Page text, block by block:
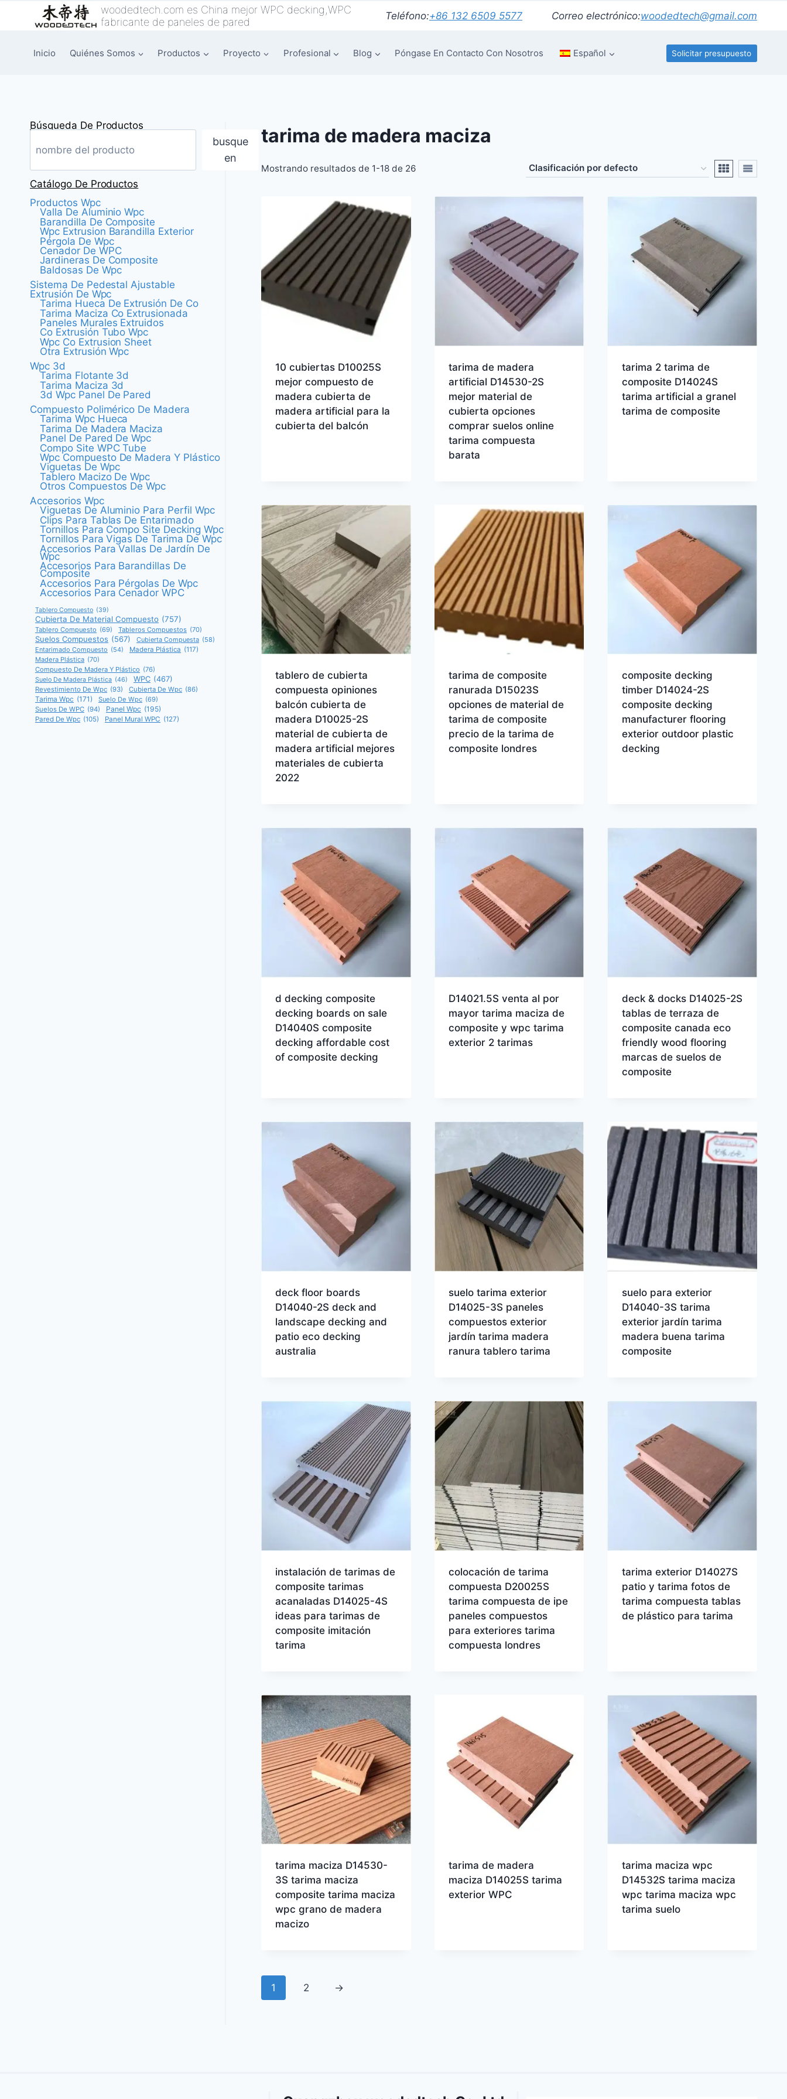
woodedtech.com es China mejor WPC decking,WPC
fabricante de paneles de pared
Teléfono:+86 132 6509 5577 Correo electrónico:woodedtech@gmail.com
Inicio Quiénes Somos Productos Proyecto Profesional Blog Póngase En Contacto Con Nosotros Español Solicitar presupuesto
tarima de madera maciza
Mostrando resultados de 1-18 de 26
10 cubiertas D10025S
mejor compuesto de
madera cubierta de
madera artificial para la
cubierta del balcón
tarima de madera
artificial D14530-2S
mejor material de
cubierta opciones
comprar suelos online
tarima compuesta
barata
tarima 2 tarima de
composite D14024S
tarima artificial a granel
tarima de composite
tablero de cubierta
compuesta opiniones
balcón cubierta de
madera D10025-2S
material de cubierta de
madera artificial mejores
materiales de cubierta
2022
tarima de composite
ranurada D15023S
opciones de material de
tarima de composite
precio de la tarima de
composite londres
composite decking
timber D14024-2S
composite decking
manufacturer flooring
exterior outdoor plastic
decking
d decking composite
decking boards on sale
D14040S composite
decking affordable cost
of composite decking
D14021.5S venta al por
mayor tarima maciza de
composite y wpc tarima
exterior 2 tarimas
deck & docks D14025-2S
tablas de terraza de
composite canada eco
friendly wood flooring
marcas de suelos de
composite
deck floor boards
D14040-2S deck and
landscape decking and
patio eco decking
australia
suelo tarima exterior
D14025-3S paneles
compuestos exterior
jardín tarima madera
ranura tablero tarima
suelo para exterior
D14040-3S tarima
exterior jardín tarima
madera buena tarima
composite
instalación de tarimas de
composite tarimas
acanaladas D14025-4S
ideas para tarimas de
composite imitación
tarima
colocación de tarima
compuesta D20025S
tarima compuesta de ipe
paneles compuestos
para exteriores tarima
compuesta londres
tarima exterior D14027S
patio y tarima fotos de
tarima compuesta tablas
de plástico para tarima
tarima maciza D14530-
3S tarima maciza
composite tarima maciza
wpc grano de madera
macizo
tarima de madera
maciza D14025S tarima
exterior WPC
tarima maciza wpc
D14532S tarima maciza
wpc tarima maciza wpc
tarima suelo
1 2 →
Búsqueda De Productos
busque
en
Catálogo De Productos
Productos Wpc
Valla De Aluminio Wpc
Barandilla De Composite
Wpc Extrusion Barandilla Exterior
Pérgola De Wpc
Cenador De WPC
Jardineras De Composite
Baldosas De Wpc
Sistema De Pedestal Ajustable
Extrusión De Wpc
Tarima Hueca De Extrusión De Co
Tarima Maciza Co Extrusionada
Paneles Murales Extruidos
Co Extrusión Tubo Wpc
Wpc Co Extrusion Sheet
Otra Extrusión Wpc
Wpc 3d
Tarima Flotante 3d
Tarima Maciza 3d
3d Wpc Panel De Pared
Compuesto Polimérico De Madera
Tarima Wpc Hueca
Tarima De Madera Maciza
Panel De Pared De Wpc
Compo Site WPC Tube
Wpc Compuesto De Madera Y Plástico
Viguetas De Wpc
Tablero Macizo De Wpc
Otros Compuestos De Wpc
Accesorios Wpc
Viguetas De Aluminio Para Perfil Wpc
Clips Para Tablas De Entarimado
Tornillos Para Compo Site Decking Wpc
Tornillos Para Vigas De Tarima De Wpc
Accesorios Para Vallas De Jardín De
Wpc
Accesorios Para Barandillas De
Composite
Accesorios Para Pérgolas De Wpc
Accesorios Para Cenador WPC
Tablero Compuesto (39)
Cubierta De Material Compuesto (757)
Tablero Compuesto (69) Tableros Compuestos (70)
Suelos Compuestos (567) Cubierta Compuesta (58)
Entarimado Compuesto (54) Madera Plástica (117)
Madera Plástica (70)
Compuesto De Madera Y Plástico (76)
Suelo De Madera Plástica (46) WPC (467)
Revestimiento De Wpc (93) Cubierta De Wpc (86)
Tarima Wpc (171) Suelo De Wpc (69)
Suelos De WPC (94) Panel Wpc (195)
Pared De Wpc (105) Panel Mural WPC (127)